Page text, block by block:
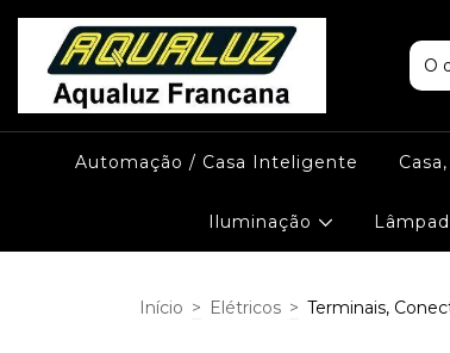
Automação / Casa Inteligente
Iluminação
Início > Elétricos > Terminais,